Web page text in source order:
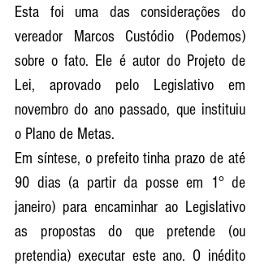
Esta foi uma das considerações do
vereador Marcos Custódio (Podemos)
sobre o fato. Ele é autor do Projeto de
Lei, aprovado pelo Legislativo em
novembro do ano passado, que instituiu
o Plano de Metas.
Em síntese, o prefeito tinha prazo de até
90 dias (a partir da posse em 1° de
janeiro) para encaminhar ao Legislativo
as propostas do que pretende (ou
pretendia) executar este ano. O inédito